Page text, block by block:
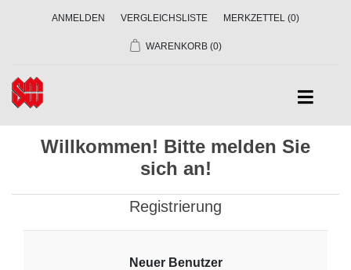
ANMELDEN VERGLEICHSLISTE MERKZETTEL (0)
WARENKORB (0)
Willkommen! Bitte melden Sie
sich an!
Registrierung
Neuer Benutzer